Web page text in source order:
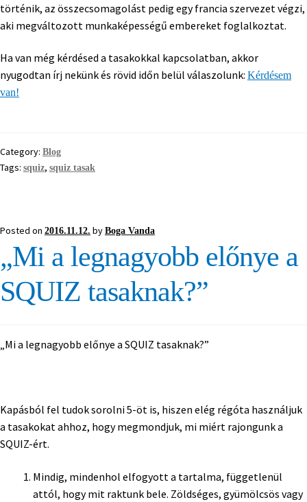
történik, az összecsomagolást pedig egy francia szervezet végzi,
aki megváltozott munkaképességű embereket foglalkoztat.
Ha van még kérdésed a tasakokkal kapcsolatban, akkor
nyugodtan írj nekünk és rövid időn belül válaszolunk: Kérdésem
van!
Category: Blog
Tags: squiz, squiz tasak
Posted on 2016.11.12. by Boga Vanda
„Mi a legnagyobb előnye a
SQUIZ tasaknak?”
„Mi a legnagyobb előnye a SQUIZ tasaknak?”
Kapásból fel tudok sorolni 5-öt is, hiszen elég régóta használjuk
a tasakokat ahhoz, hogy megmondjuk, mi miért rajongunk a
SQUIZ-ért.
Mindig, mindenhol elfogyott a tartalma, függetlenül
attól, hogy mit raktunk bele. Zöldséges, gyümölcsös vagy